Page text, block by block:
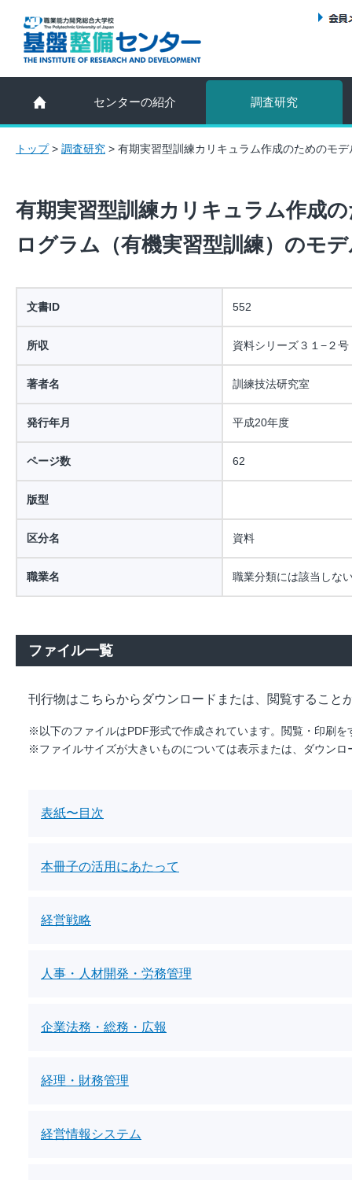
センターの紹介 調査研究
トップ> 調査研究 > 有期実習型訓練カリキュラム作成のためのモ
有期実習型訓練カリキュラム作成
ログラム（有機実習型訓練）のモ
文書ID 552
所収 資料シリーズ３１−２号
著者名 訓練技法研究室
発行年月 平成20年度
ページ数 62
版型
区分名 資料
職業名 職業分類には該当しな
ファイル一覧
刊行物はこちらからダウンロードまたは、閲覧すること
※以下のファイルはPDF形式で作成されています。閲覧・印刷
※ファイルサイズが大きいものについては表示または、ダウン
表紙〜目次
本冊子の活用にあたって
経営戦略
人事・人材開発・労務管理
企業法務・総務・広報
経理・財務管理
経営情報システム